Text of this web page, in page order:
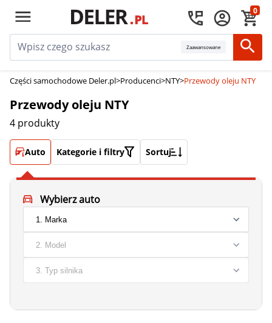
0
Zaawansowane
Części samochodowe Deler.pl>Producenci>NTY>Przewody oleju NTY
Przewody oleju NTY
4 produkty
Auto Kategorie i filtry Sortuj
Wybierz auto